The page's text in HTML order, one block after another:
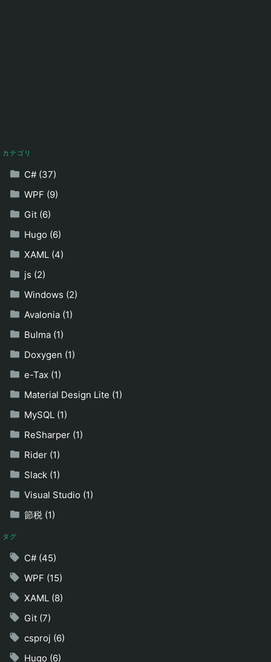
カテゴリ
C# (37)
WPF (9)
Git (6)
Hugo (6)
XAML (4)
js (2)
Windows (2)
Avalonia (1)
Bulma (1)
Doxygen (1)
e-Tax (1)
Material Design Lite (1)
MySQL (1)
ReSharper (1)
Rider (1)
Slack (1)
Visual Studio (1)
節税 (1)
タグ
C# (45)
WPF (15)
XAML (8)
Git (7)
csproj (6)
Hugo (6)